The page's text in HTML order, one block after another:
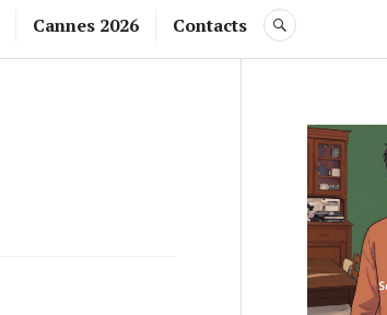
Cannes 2026 Contacts RECHERCHE